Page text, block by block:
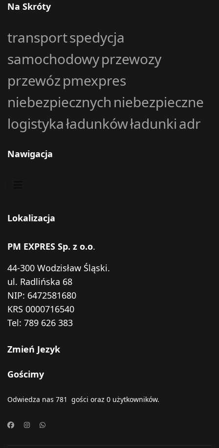
Na Skróty
transportspedycja
samochodowyprzewozy
przewózpmexpres
niebezpiecznych niebezpieczne
logistykaładunkówładunkiadr
Nawigacja
Lokalizacja
PM EXPRES Sp. z o.o.
44-300 Wodzisław Śląski.
ul. Radlińska 68
NIP: 6472581680
KRS 0000716540
Tel: 789 626 383
Zmień Jezyk
Gościmy
Odwiedza nas 781 gości oraz 0 użytkowników.